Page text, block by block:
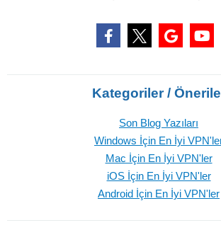
Kategoriler /
Son Blog Yazıları
Windows İçin En İyi
Mac İçin En İyi VPN'ler
iOS İçin En İyi VPN'ler
Android İçin En İyi VPN'ler